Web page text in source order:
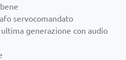
servocomandato
generazione con audio